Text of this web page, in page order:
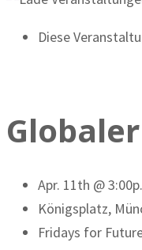
Diese
Apr. 11th @
Königsplatz,
Fridays for